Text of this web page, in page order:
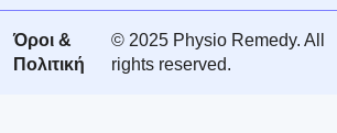
Όροι &
Πολιτική
© 2025 Physio Remedy. All
rights reserved.